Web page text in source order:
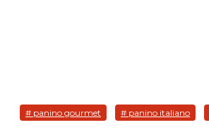
# panino gourmet # panino italiano